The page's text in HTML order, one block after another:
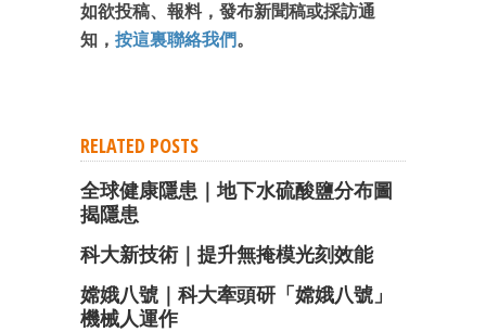
如欲投稿、報料，發布新聞稿或採訪通
知， 按這裏聯絡我們。
RELATED POSTS
全球健康隱患｜地下水硫酸鹽分布圖
揭隱患
科大新技術｜提升無掩模光刻效能
嫦娥八號｜科大牽頭研「嫦娥八號」
機械人運作